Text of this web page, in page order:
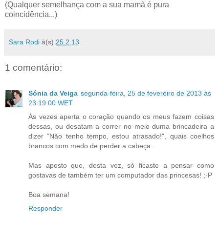
(Qualquer semelhança com a sua mamã é pura
coincidência...)
Sara Rodi à(s) 25.2.13
1 comentário:
Sónia da Veiga segunda-feira, 25 de fevereiro de 2013 às
23:19:00 WET
Às vezes aperta o coração quando os meus fazem coisas
dessas, ou desatam a correr no meio duma brincadeira a
dizer "Não tenho tempo, estou atrasado!", quais coelhos
brancos com medo de perder a cabeça...
Mas aposto que, desta vez, só ficaste a pensar como
gostavas de também ter um computador das princesas! ;-P
Boa semana!
Responder